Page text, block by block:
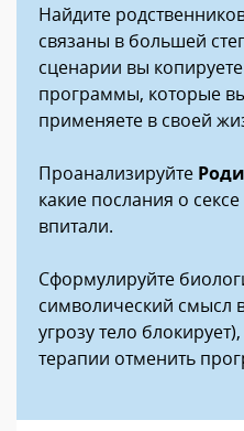
Найдите
связаны в большей
сценарии вы
программы, которые
применяете в своей
Проанализируйте
какие послания о
впитали.
Сформулируйте
символический смысл
угрозу тело
терапии отменить